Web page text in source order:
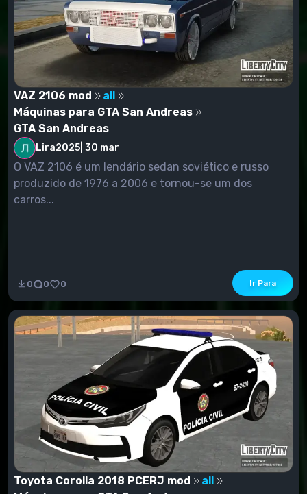
VAZ 2106 mod
all
Máquinas para GTA San Andreas
GTA San Andreas
Lira2025 30 mar
O VAZ 2106 é um lendário sedan soviético e russo
produzido de 1976 a 2006 e tornou-se um dos
carros...
0 0 0 Ir Para
Toyota Corolla 2018 PCERJ mod
all